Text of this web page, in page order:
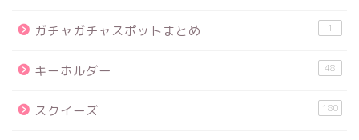
ガチャガチャスポットまとめ 1
キーホルダー 48
スクイーズ 180